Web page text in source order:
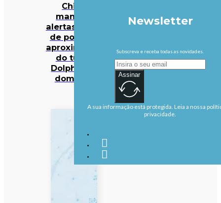
China
mantém
alertas antes
de possível
aproximação
do tufão
Dolphin no
domingo
Newsletter
Subscreva e receba todas as novidades.
Assinar
A sua informação está protegida. Leia a nossa
privacidade.